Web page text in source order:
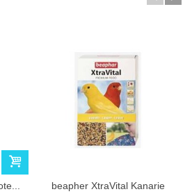
beapher XtraVital Kanarie